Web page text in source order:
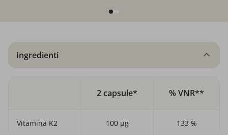
Ingredienti
2 capsule* % VNR**
Vitamina K2 100 µg 133 %